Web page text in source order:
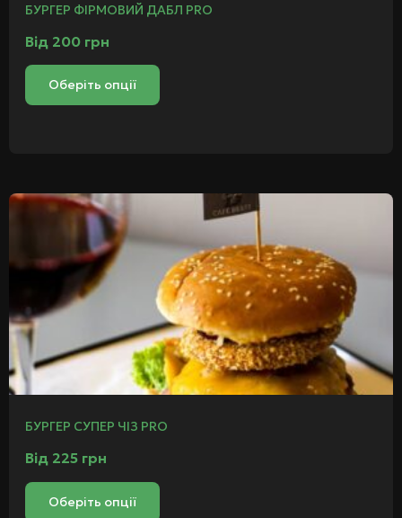
БУРГЕР ФІРМОВИЙ ДАБЛ PRO
Від 200 грн
Оберіть опції
БУРГЕР СУПЕР ЧІЗ PRO
Від 225 грн
Оберіть опції